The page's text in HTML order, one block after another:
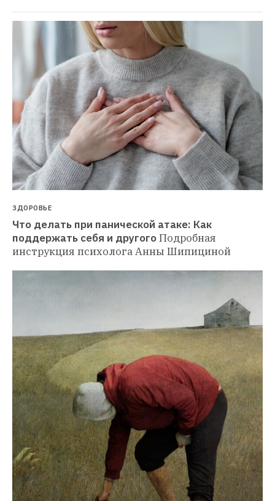
ЗДОРОВЬЕ
Что делать при панической атаке: Как
поддержать себя и другогоПодробная
инструкция психолога Анны Шипициной